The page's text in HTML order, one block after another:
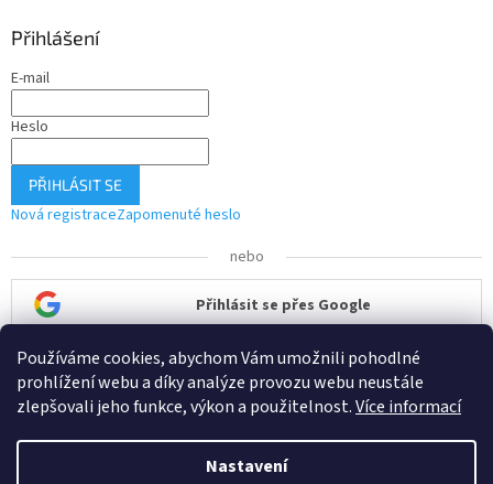
Používáme cookies, abychom Vám umožnili pohodlné
prohlížení webu a díky analýze provozu webu neustále
zlepšovali jeho funkce, výkon a použitelnost.Více informací
Nastavení
Přihlášení
E-mail
Heslo
PŘIHLÁSIT SE
Nová registraceZapomenuté heslo
nebo
Přihlásit se přes Google
Přihlásit se přes Seznam
Vytvořil Shoptet